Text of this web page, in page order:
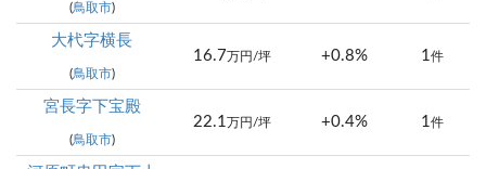
(鳥取市)
大杙字横長
(鳥取市)
16.7 万円/坪 +0.8% 1件
宮長字下宝殿
(鳥取市)
22.1 万円/坪 +0.4% 1件